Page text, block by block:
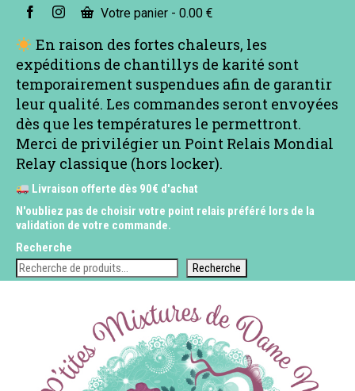
Votre panier - 0.00 €
En raison des fortes chaleurs, les
expéditions de chantillys de karité sont
temporairement suspendues afin de garantir
leur qualité. Les commandes seront envoyées
dès que les températures le permettront.
Merci de privilégier un Point Relais Mondial
Relay classique (hors locker).
Livraison offerte dès 90€ d'achat
N'oubliez pas de choisir votre point relais préféré lors de la
validation de votre commande.
Recherche
Recherche